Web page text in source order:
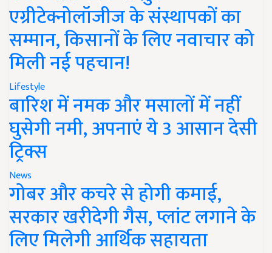
एग्रीटेक्नोलॉजीज के संस्थापकों का
सम्मान, किसानों के लिए नवाचार को
मिली नई पहचान!
Lifestyle
बारिश में नमक और मसालों में नहीं
घुसेगी नमी, अपनाएं ये 3 आसान देसी
ट्रिक्स
News
गोबर और कचरे से होगी कमाई,
सरकार खरीदेगी गैस, प्लांट लगाने के
लिए मिलेगी आर्थिक सहायता